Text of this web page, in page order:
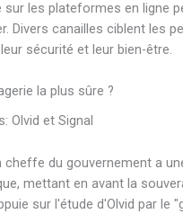
sur les plateformes en ligne
Divers canailles ciblent les
sécurité et leur bien-être.
la plus sûre ?
Olvid et Signal
cheffe du gouvernement a
mettant en avant la
sur l'étude d'Olvid par le